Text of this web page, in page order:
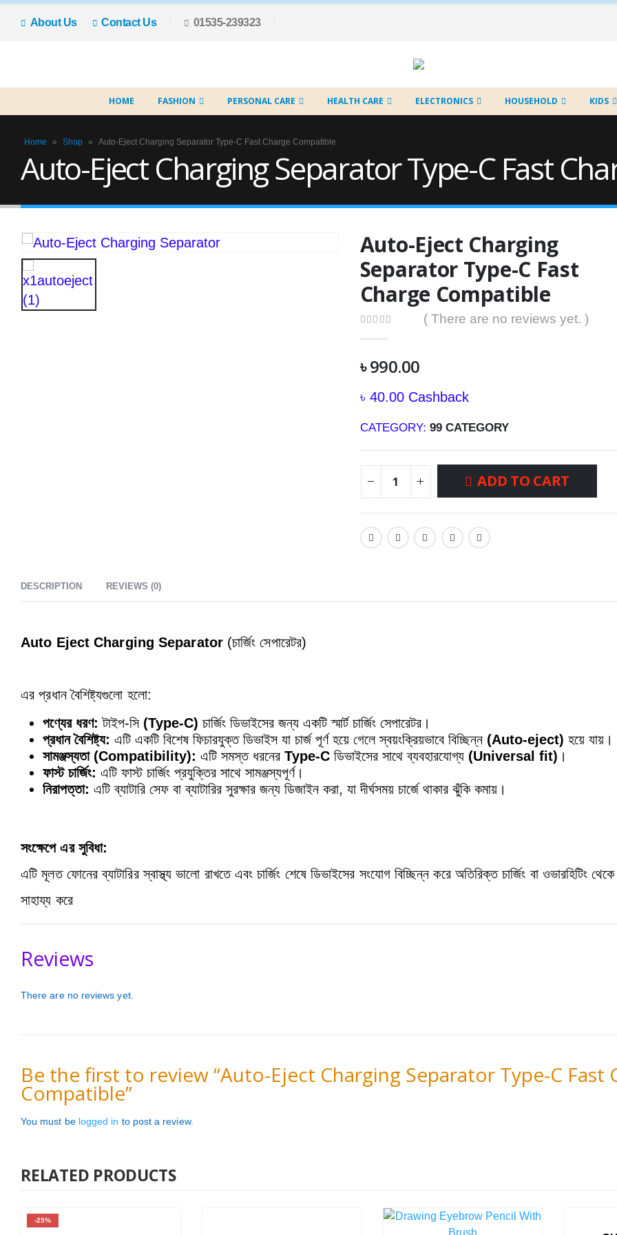
About Us Contact Us 01535-239323
HOME FASHION PERSONAL CARE HEALTH CARE ELECTRONICS HOUSEHOLD KIDS
Home » Shop » Auto-Eject Charging Separator Type-C Fast Charge Compatible
Auto-Eject Charging Separator Type-C Fast
Auto-Eject Charging
Separator Type-C Fast
Charge Compatible
( There are no reviews yet. )
৳990.00
৳ 40.00Cashback
CATEGORY: 99 CATEGORY
ADD TO CART
DESCRIPTION REVIEWS (0)
Auto Eject Charging Separator (চার্জিং সেপারেটর)
এর প্রধান বৈশিষ্ট্যগুলো হলো:
পণ্যের ধরণ: টাইপ-সি (Type-C) চার্জিং ডিভাইসের জন্য একটি স্মার্ট চার্জিং সেপারেটর।
প্রধান বৈশিষ্ট্য: এটি একটি বিশেষ ফিচারযুক্ত ডিভাইস যা চার্জ পূর্ণ হয়ে গেলে স্বয়ংক্রিয়ভাবে বিচ্ছিন্ন (Auto-eject) হয়ে যায়।
সামঞ্জস্যতা (Compatibility): এটি সমস্ত ধরনের Type-C ডিভাইসের সাথে ব্যবহারযোগ্য (Universal fit) ।
ফাস্ট চার্জিং: এটি ফাস্ট চার্জিং প্রযুক্তির সাথে সামঞ্জস্যপূর্ণ।
নিরাপত্তা: এটি ব্যাটারি সেফ বা ব্যাটারির সুরক্ষার জন্য ডিজাইন করা, যা দীর্ঘসময় চার্জে থাকার ঝুঁকি কমায়।
সংক্ষেপে এর সুবিধা:
এটি মূলত ফোনের ব্যাটারির স্বাস্থ্য ভালো রাখতে এবং চার্জিং শেষে ডিভাইসের সংযোগ বিচ্ছিন্ন করে অতিরিক্ত চার্জিং বা ওভারহিটিং
সাহায্য করে
Reviews
There are no reviews yet.
Be the first to review “Auto-Eject Charging Separator Type-C Fast
Compatible”
You must be logged in to post a review.
RELATED PRODUCTS
-25%